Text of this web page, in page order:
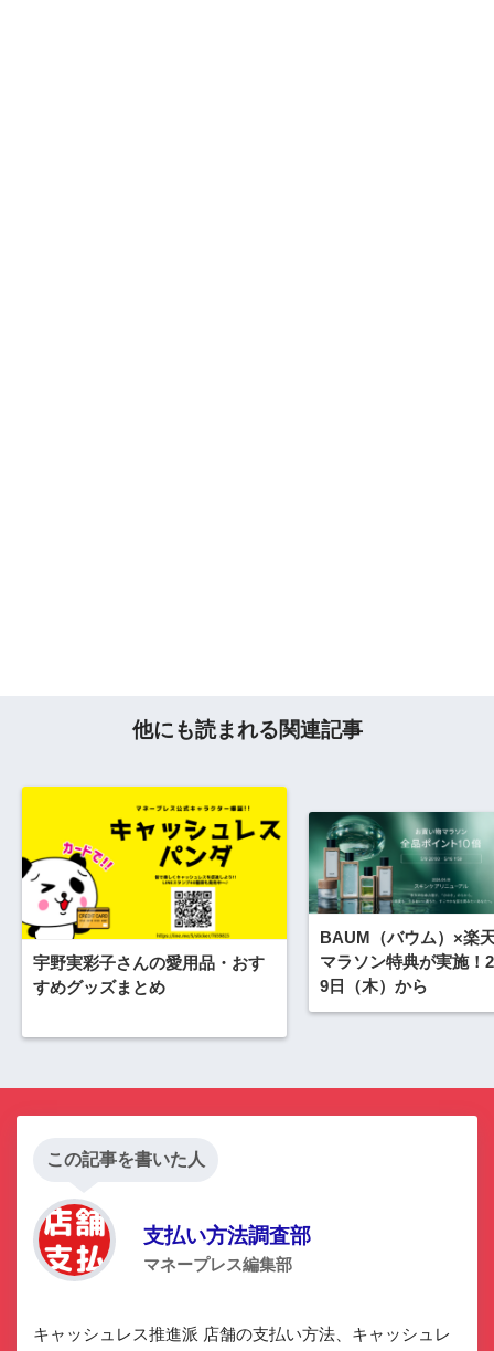
他にも読まれる関連記事
宇野実彩子さんの愛用品・おす
すめグッズまとめ
BAUM（バウム）×楽
マラソン特典が実施！
9日（木）から
この記事を書いた人
支払い方法調査部
マネープレス編集部
キャッシュレス推進派 店舗の支払い方法、キャッシュレ